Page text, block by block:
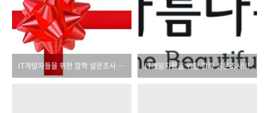
IT개발자들을 위한 깜짝 설문조사 당첨자 안내입니다. IT개발자들을 위한 깜짝 설문조사!!!